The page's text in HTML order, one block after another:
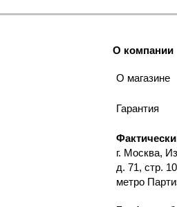
О компании
О магазине
Гарантия
г. Москва,
д. 71, стр.
метро